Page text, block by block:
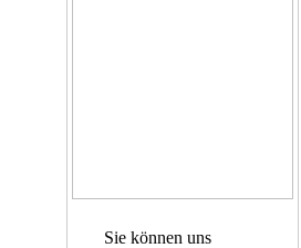
Sie können uns